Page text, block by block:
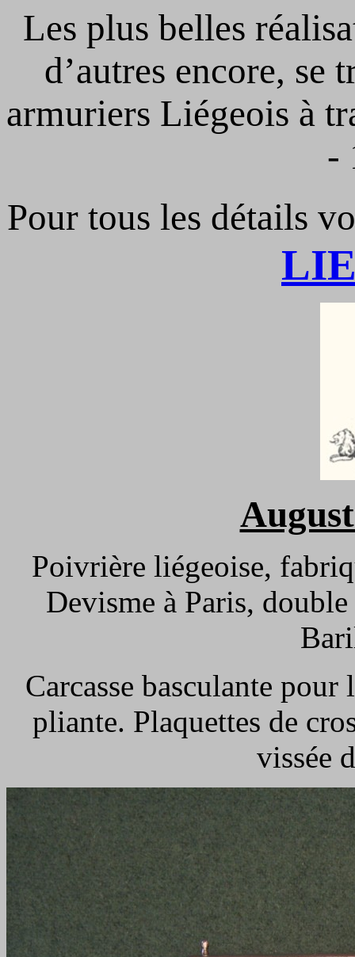
Les plus belles
d’autres encore,
armuriers Liégeois à
-
Pour tous les détails
Poivrière liégeoise,
Devisme à Paris,
Carcasse basculante pour
pliante. Plaquettes de
vissée